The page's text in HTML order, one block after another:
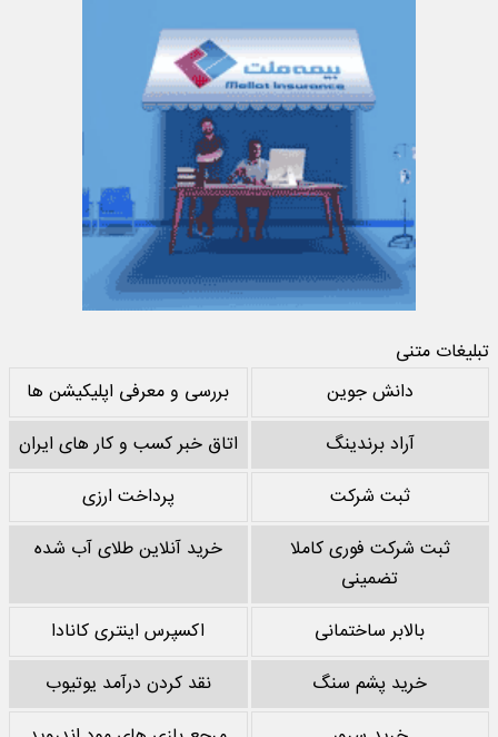
تبلیغات متنی
دانش جوین
بررسی و معرفی اپلیکیشن ها
آراد برندینگ
اتاق خبر کسب و کار های ایران
ثبت شرکت
پرداخت ارزی
ثبت شرکت فوری کاملا
تضمینی
خرید آنلاین طلای آب شده
بالابر ساختمانی
اکسپرس اینتری کانادا
خرید پشم سنگ
نقد کردن درآمد یوتیوب